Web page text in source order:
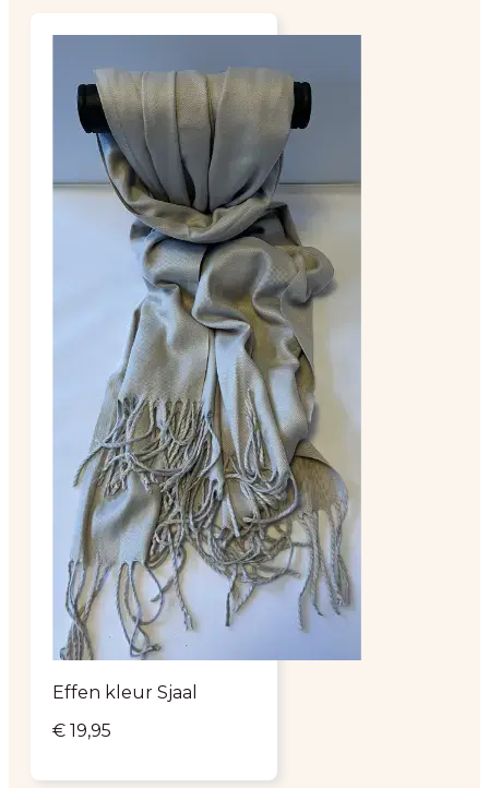
Effen kleur Sjaal
€ 19,95